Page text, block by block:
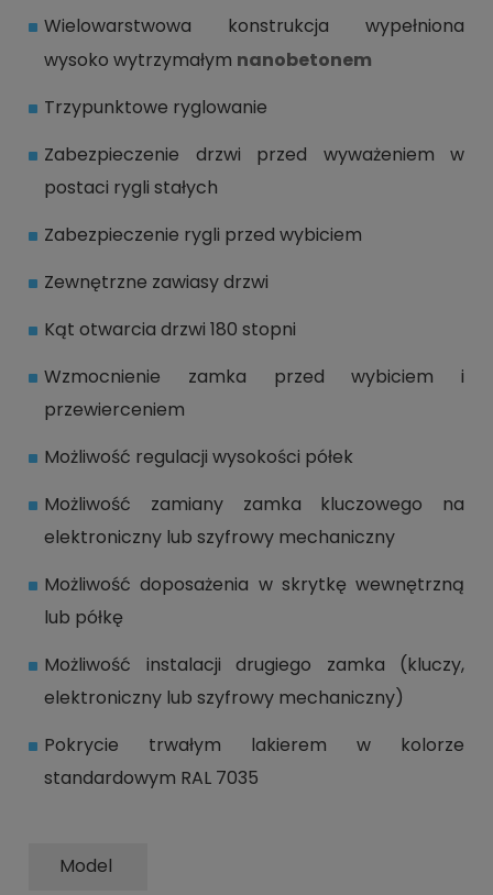
Wielowarstwowa konstrukcja wypełniona
wysoko wytrzymałym nanobetonem
Trzypunktowe ryglowanie
Zabezpieczenie drzwi przed wyważeniem w
postaci rygli stałych
Zabezpieczenie rygli przed wybiciem
Zewnętrzne zawiasy drzwi
Kąt otwarcia drzwi 180 stopni
Wzmocnienie zamka przed wybiciem i
przewierceniem
Możliwość regulacji wysokości półek
Możliwość zamiany zamka kluczowego na
elektroniczny lub szyfrowy mechaniczny
Możliwość doposażenia w skrytkę wewnętrzną
lub półkę
Możliwość instalacji drugiego zamka (kluczy,
elektroniczny lub szyfrowy mechaniczny)
Pokrycie trwałym lakierem w kolorze
standardowym RAL 7035
Model